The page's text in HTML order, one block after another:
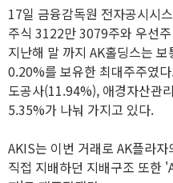
17일 금융감독원 전자공시시
주식 3122만 3079주와 우선
지난해 말 까지 AK홀딩스는
0.20%를 보유한 최대주주였
도공사(11.94%), 애경자산관
5.35%가 나눠 가지고 있다.
AKIS는 이번 거래로 AK플라
직접 지배하던 지배구조 또